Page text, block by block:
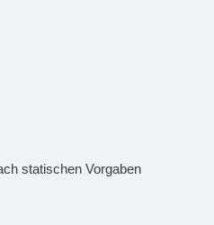
statischen Vorgaben